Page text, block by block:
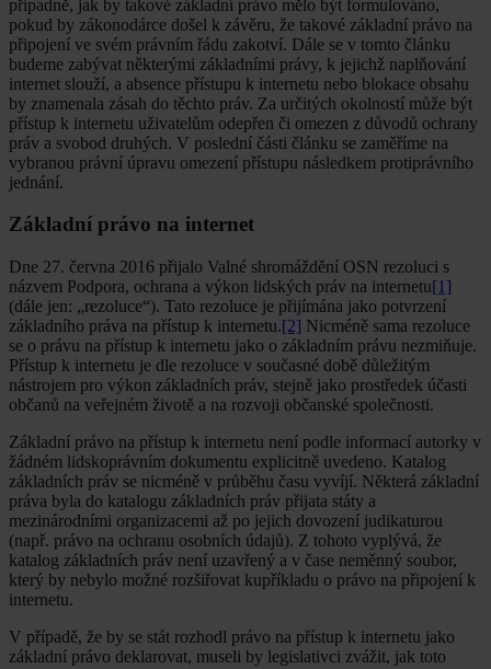
případně, jak by takové základní právo mělo být formulováno,
pokud by zákonodárce došel k závěru, že takové základní právo na
připojení ve svém právním řádu zakotví. Dále se v tomto článku
budeme zabývat některými základními právy, k jejichž naplňování
internet slouží, a absence přístupu k internetu nebo blokace obsahu
by znamenala zásah do těchto práv. Za určitých okolností může být
přístup k internetu uživatelům odepřen či omezen z důvodů ochrany
práv a svobod druhých. V poslední části článku se zaměříme na
vybranou právní úpravu omezení přístupu následkem protiprávního
jednání.
Základní právo na internet
Dne 27. června 2016 přijalo Valné shromáždění OSN rezoluci s
názvem Podpora, ochrana a výkon lidských práv na internetu[1]
(dále jen: „rezoluce“). Tato rezoluce je přijímána jako potvrzení
základního práva na přístup k internetu.[2] Nicméně sama rezoluce
se o právu na přístup k internetu jako o základním právu nezmiňuje.
Přístup k internetu je dle rezoluce v současné době důležitým
nástrojem pro výkon základních práv, stejně jako prostředek účasti
občanů na veřejném životě a na rozvoji občanské společnosti.
Základní právo na přístup k internetu není podle informací autorky v
žádném lidskoprávním dokumentu explicitně uvedeno. Katalog
základních práv se nicméně v průběhu času vyvíjí. Některá základní
práva byla do katalogu základních práv přijata státy a
mezinárodními organizacemi až po jejich dovození judikaturou
(např. právo na ochranu osobních údajů). Z tohoto vyplývá, že
katalog základních práv není uzavřený a v čase neměnný soubor,
který by nebylo možné rozšiřovat kupříkladu o právo na připojení k
internetu.
V případě, že by se stát rozhodl právo na přístup k internetu jako
základní právo deklarovat, museli by legislativci zvážit, jak toto